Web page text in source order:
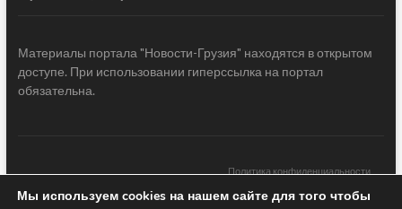
Материалы портала "Новости-Грузия" находятся в открытом
доступе. При использовании гиперссылка на портал
обязательна.
Политика конфиденциальности
Мы используем cookies на нашем сайте для того чтобы